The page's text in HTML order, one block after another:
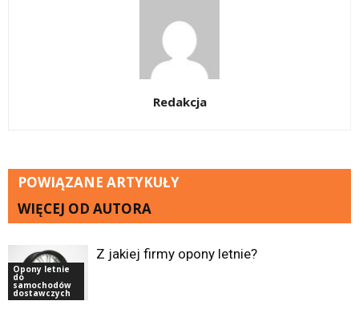
Redakcja
POWIĄZANE ARTYKUŁY
WIĘCEJ OD AUTORA
Opony letnie
do
samochodów
dostawczych
Z jakiej firmy opony letnie?